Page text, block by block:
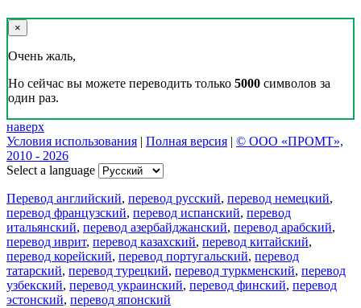
×
Очень жаль,
Но сейчас вы можете переводить только 5000 символов за
один раз.
наверх
Условия использования | Полная версия | © ООО «ПРОМТ»,
2010 - 2026
Select a language
Перевод английский, перевод русский, перевод немецкий,
перевод французский, перевод испанский, перевод
итальянский, перевод азербайджанский, перевод арабский,
перевод иврит, перевод казахский, перевод китайский,
перевод корейский, перевод португальский, перевод
татарский, перевод турецкий, перевод туркменский, перевод
узбекский, перевод украинский, перевод финский, перевод
эстонский, перевод японский